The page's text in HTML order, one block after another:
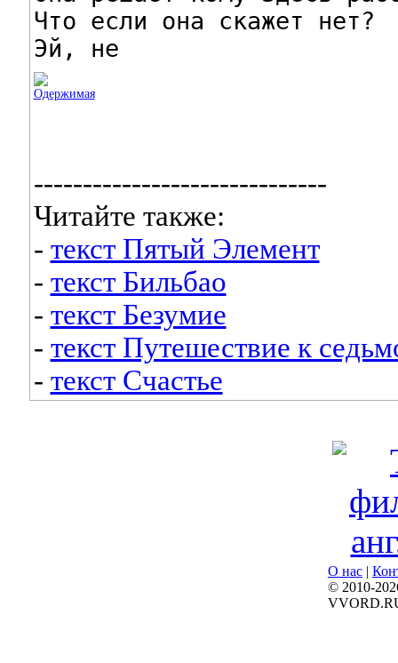
Что если она скажет нет?
Эй, не
------------------------------
Читайте также:
- текст Пятый Элемент
- текст Бильбао
- текст Безумие
- текст Путешествие к
- текст Счастье
О нас |
© 2010-